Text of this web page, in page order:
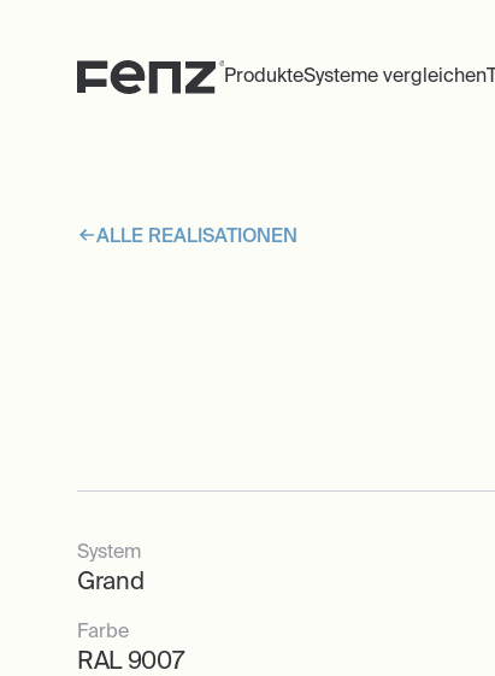
ProdukteSysteme vergleichen
ALLE REALISATIONEN
System
Grand
Farbe
RAL 9007